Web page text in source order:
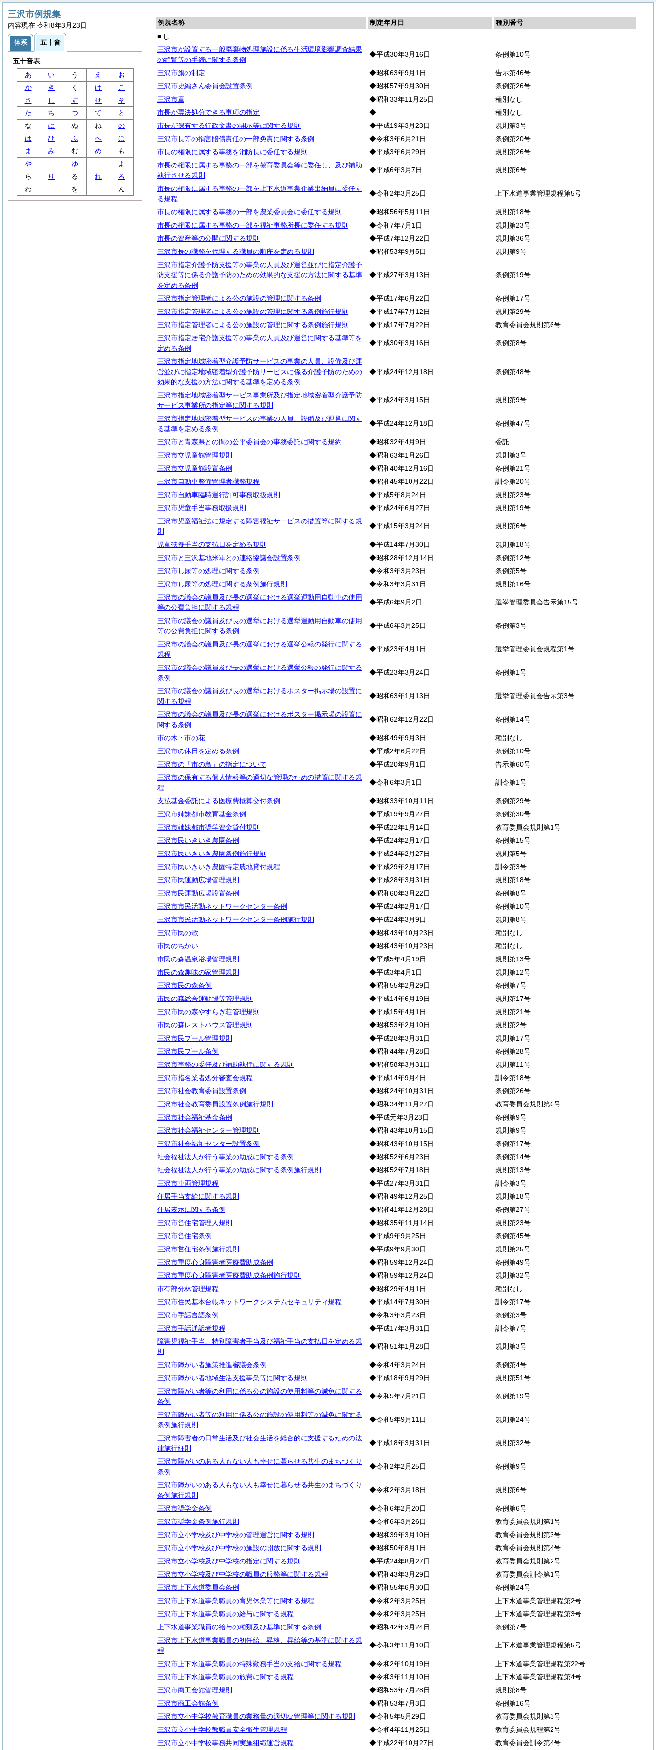
例規名称 制定年月日
種別番号
■ し
三沢市が設置する一般廃棄物処理施設に係る生活環境影響調査結果
の縦覧等の手続に関する条例
◆平成30年3月16日 条例第10号
三沢市旗の制定 ◆昭和63年9月1日
告示第46号
三沢市史編さん委員会設置条例
◆昭和57年9月30日
条例第26号
三沢市章
◆昭和33年11月25日
種別なし
市長が専決処分できる事項の指定
◆
種別なし
市長が保有する行政文書の開示等に関する規則
◆平成19年3月23日
規則第3号
三沢市長等の損害賠償責任の一部免責に関する条例
◆令和3年6月21日
条例第20号
市長の権限に属する事務を消防長に委任する規則
◆平成3年6月29日
規則第26号
市長の権限に属する事務の一部を教育委員会等に委任し、及び補助
執行させる規則
◆平成6年3月7日 規則第6号
市長の権限に属する事務の一部を上下水道事業企業出納員に委任す
る規程
◆令和2年3月25日 上下水道事業管理規程第5号
市長の権限に属する事務の一部を農業委員会に委任する規則 ◆昭和56年5月11日
規則第18号
市長の権限に属する事務の一部を福祉事務所長に委任する規則
◆令和7年7月1日
規則第23号
市長の資産等の公開に関する規則
◆平成7年12月22日
規則第36号
三沢市長の職務を代理する職員の順序を定める規則
◆昭和53年9月5日
規則第9号
三沢市指定介護予防支援等の事業の人員及び運営並びに指定介護予
防支援等に係る介護予防のための効果的な支援の方法に関する基準
を定める条例
◆平成27年3月13日 条例第19号
三沢市指定管理者による公の施設の管理に関する条例 ◆平成17年6月22日
条例第17号
三沢市指定管理者による公の施設の管理に関する条例施行規則
◆平成17年7月12日
規則第29号
三沢市指定管理者による公の施設の管理に関する条例施行規則
◆平成17年7月22日
教育委員会規則第6号
三沢市指定居宅介護支援等の事業の人員及び運営に関する基準等を
定める条例
◆平成30年3月16日 条例第8号
三沢市指定地域密着型介護予防サービスの事業の人員、設備及び運
営並びに指定地域密着型介護予防サービスに係る介護予防のための
効果的な支援の方法に関する基準を定める条例
◆平成24年12月18日 条例第48号
三沢市指定地域密着型サービス事業所及び指定地域密着型介護予防
サービス事業所の指定等に関する規則
◆平成24年3月15日 規則第9号
三沢市指定地域密着型サービスの事業の人員、設備及び運営に関す
る基準を定める条例
◆平成24年12月18日 条例第47号
三沢市と青森県との間の公平委員会の事務委託に関する規約 ◆昭和32年4月9日
委託
三沢市立児童館管理規則
◆昭和63年1月26日
規則第3号
三沢市立児童館設置条例
◆昭和40年12月16日
条例第21号
三沢市自動車整備管理者職務規程
◆昭和45年10月22日
訓令第20号
三沢市自動車臨時運行許可事務取扱規則
◆平成5年8月24日
規則第23号
三沢市児童手当事務取扱規則
◆平成24年6月27日
規則第19号
三沢市児童福祉法に規定する障害福祉サービスの措置等に関する規
則
◆平成15年3月24日 規則第6号
児童扶養手当の支払日を定める規則 ◆平成14年7月30日
規則第18号
三沢市と三沢基地米軍との連絡協議会設置条例
◆昭和28年12月14日
条例第12号
三沢市し尿等の処理に関する条例
◆令和3年3月23日
条例第5号
三沢市し尿等の処理に関する条例施行規則
◆令和3年3月31日
規則第16号
三沢市の議会の議員及び長の選挙における選挙運動用自動車の使用
等の公費負担に関する規程
◆平成6年9月2日 選挙管理委員会告示第15号
三沢市の議会の議員及び長の選挙における選挙運動用自動車の使用
等の公費負担に関する条例
◆平成6年3月25日 条例第3号
三沢市の議会の議員及び長の選挙における選挙公報の発行に関する
規程
◆平成23年4月1日 選挙管理委員会規程第1号
三沢市の議会の議員及び長の選挙における選挙公報の発行に関する
条例
◆平成23年3月24日 条例第1号
三沢市の議会の議員及び長の選挙におけるポスター掲示場の設置に
関する規程
◆昭和63年1月13日 選挙管理委員会告示第3号
三沢市の議会の議員及び長の選挙におけるポスター掲示場の設置に
関する条例
◆昭和62年12月22日 条例第14号
市の木・市の花 ◆昭和49年9月3日
種別なし
三沢市の休日を定める条例
◆平成2年6月22日
条例第10号
三沢市の「市の鳥」の指定について
◆平成20年9月1日
告示第60号
三沢市の保有する個人情報等の適切な管理のための措置に関する規
程
◆令和6年3月1日 訓令第1号
支払基金委託による医療費概算交付条例 ◆昭和33年10月11日
条例第29号
三沢市姉妹都市教育基金条例
◆平成19年9月27日
条例第30号
三沢市姉妹都市奨学資金貸付規則
◆平成22年1月14日
教育委員会規則第1号
三沢市民いきいき農園条例
◆平成24年2月17日
条例第15号
三沢市民いきいき農園条例施行規則
◆平成24年2月27日
規則第5号
三沢市民いきいき農園特定農地貸付規程
◆平成29年2月17日
訓令第3号
三沢市民運動広場管理規則
◆平成28年3月31日
規則第18号
三沢市民運動広場設置条例
◆昭和60年3月22日
条例第8号
三沢市市民活動ネットワークセンター条例
◆平成24年2月17日
条例第10号
三沢市市民活動ネットワークセンター条例施行規則
◆平成24年3月9日
規則第8号
三沢市民の歌
◆昭和43年10月23日
種別なし
市民のちかい
◆昭和43年10月23日
種別なし
市民の森温泉浴場管理規則
◆平成5年4月19日
規則第13号
市民の森趣味の家管理規則
◆平成3年4月1日
規則第12号
三沢市民の森条例
◆昭和55年2月29日
条例第7号
市民の森総合運動場等管理規則
◆平成14年6月19日
規則第17号
三沢市民の森やすらぎ荘管理規則
◆平成15年4月1日
規則第21号
市民の森レストハウス管理規則
◆昭和53年2月10日
規則第2号
三沢市民プール管理規則
◆平成28年3月31日
規則第17号
三沢市民プール条例
◆昭和44年7月28日
条例第28号
三沢市事務の委任及び補助執行に関する規則
◆昭和58年3月31日
規則第11号
三沢市指名業者処分審査会規程
◆平成14年9月4日
訓令第18号
三沢市社会教育委員設置条例
◆昭和24年10月31日
条例第26号
三沢市社会教育委員設置条例施行規則
◆昭和34年11月27日
教育委員会規則第6号
三沢市社会福祉基金条例
◆平成元年3月23日
条例第9号
三沢市社会福祉センター管理規則
◆昭和43年10月15日
規則第9号
三沢市社会福祉センター設置条例
◆昭和43年10月15日
条例第17号
社会福祉法人が行う事業の助成に関する条例
◆昭和52年6月23日
条例第14号
社会福祉法人が行う事業の助成に関する条例施行規則
◆昭和52年7月18日
規則第13号
三沢市車両管理規程
◆平成27年3月31日
訓令第3号
住居手当支給に関する規則
◆昭和49年12月25日
規則第18号
住居表示に関する条例
◆昭和41年12月28日
条例第27号
三沢市営住宅管理人規則
◆昭和35年11月14日
規則第23号
三沢市営住宅条例
◆平成9年9月25日
条例第45号
三沢市営住宅条例施行規則
◆平成9年9月30日
規則第25号
三沢市重度心身障害者医療費助成条例
◆昭和59年12月24日
条例第49号
三沢市重度心身障害者医療費助成条例施行規則
◆昭和59年12月24日
規則第32号
市有部分林管理規程
◆昭和29年4月1日
種別なし
三沢市住民基本台帳ネットワークシステムセキュリティ規程
◆平成14年7月30日
訓令第17号
三沢市手話言語条例
◆令和3年3月23日
条例第3号
三沢市手話通訳者規程
◆平成17年3月31日
訓令第7号
障害児福祉手当、特別障害者手当及び福祉手当の支払日を定める規
則
◆昭和51年1月28日 規則第3号
三沢市障がい者施策推進審議会条例 ◆令和4年3月24日
条例第4号
三沢市障がい者地域生活支援事業等に関する規則
◆平成18年9月29日
規則第51号
三沢市障がい者等の利用に係る公の施設の使用料等の減免に関する
条例
◆令和5年7月21日 条例第19号
三沢市障がい者等の利用に係る公の施設の使用料等の減免に関する
条例施行規則
◆令和5年9月11日 規則第24号
三沢市障害者の日常生活及び社会生活を総合的に支援するための法
律施行細則
◆平成18年3月31日 規則第32号
三沢市障がいのある人もない人も幸せに暮らせる共生のまちづくり
条例
◆令和2年2月25日 条例第9号
三沢市障がいのある人もない人も幸せに暮らせる共生のまちづくり
条例施行規則
◆令和2年3月18日 規則第6号
三沢市奨学金条例 ◆令和6年2月20日
条例第6号
三沢市奨学金条例施行規則
◆令和6年3月26日
教育委員会規則第1号
三沢市立小学校及び中学校の管理運営に関する規則
◆昭和39年3月10日
教育委員会規則第3号
三沢市立小学校及び中学校の施設の開放に関する規則
◆昭和50年8月1日
教育委員会規則第4号
三沢市立小学校及び中学校の指定に関する規則
◆平成24年8月27日
教育委員会規則第2号
三沢市立小学校及び中学校の職員の服務等に関する規程
◆昭和43年3月29日
教育委員会訓令第1号
三沢市上下水道委員会条例
◆昭和55年6月30日
条例第24号
三沢市上下水道事業職員の育児休業等に関する規程
◆令和2年3月25日
上下水道事業管理規程第2号
三沢市上下水道事業職員の給与に関する規程
◆令和2年3月25日
上下水道事業管理規程第3号
上下水道事業職員の給与の種類及び基準に関する条例
◆昭和42年3月24日
条例第7号
三沢市上下水道事業職員の初任給、昇格、昇給等の基準に関する規
程
◆令和3年11月10日 上下水道事業管理規程第5号
三沢市上下水道事業職員の特殊勤務手当の支給に関する規程 ◆令和2年10月19日
上下水道事業管理規程第22号
三沢市上下水道事業職員の旅費に関する規程
◆令和3年11月10日
上下水道事業管理規程第4号
三沢市商工会館管理規則
◆昭和53年7月28日
規則第8号
三沢市商工会館条例
◆昭和53年7月3日
条例第16号
三沢市立小中学校教育職員の業務量の適切な管理等に関する規則
◆令和5年5月29日
教育委員会規則第3号
三沢市立小中学校教職員安全衛生管理規程
◆令和4年11月25日
教育委員会規程第2号
三沢市立小中学校事務共同実施組織運営規程
◆平成22年10月27日 教育委員会訓令第4号
三沢市例規集
内容現在 令和8年3月23日
体系 五十音
五十音表
あ
い う え
お
か
き く け
こ
さ
し す せ
そ
た
ち つ て
と
な
に ぬ ね
の
は
ひ ふ へ
ほ
ま
み む め
も
や
ゆ
よ
ら
り る れ
ろ
わ
を ん